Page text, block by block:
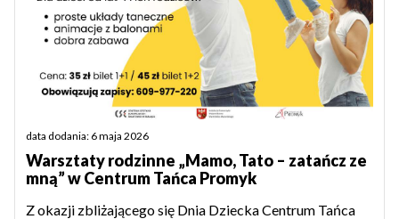
data dodania: 6 maja 2026
Warsztaty rodzinne „Mamo, Tato – zatańcz ze
mną” w Centrum Tańca Promyk
Z okazji zbliżającego się Dnia Dziecka Centrum Tańca